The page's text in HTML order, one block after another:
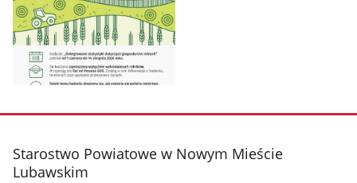
galerii.
stopka
Starostwo Powiatowe w Nowym Mieście
Lubawskim